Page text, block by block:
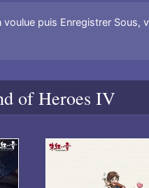
puis Enregistrer Sous,
of Heroes IV